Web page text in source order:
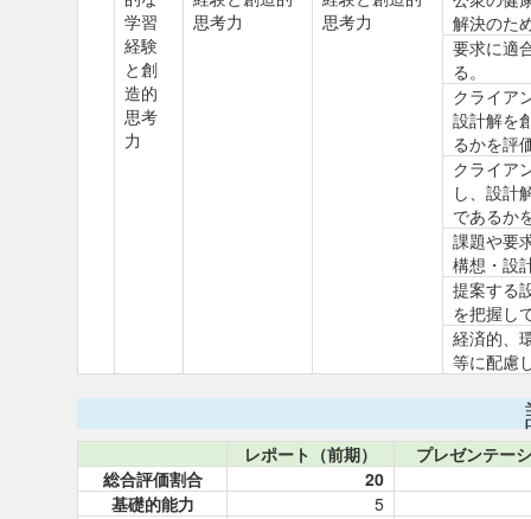
学習
経験
と創
造的
思考
力
思考力
思考力
解決のた
要求に適
る。
クライア
設計解を
るかを評
クライア
し、設計
であるか
課題や要
構想・設
提案する
を把握し
経済的、
等に配慮
レポート（前期）
プレゼンテー
総合評価割合
20
基礎的能力
5